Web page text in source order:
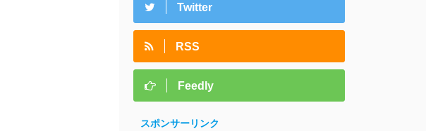
Twitter
RSS
Feedly
スポンサーリンク